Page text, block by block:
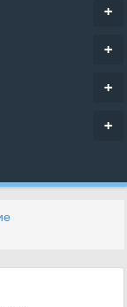
+
+
+
+